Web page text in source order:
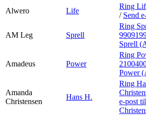
Alwero
Life
Ring
/ Send
AM Leg Sprell
Ring
Sprell
Amadeus Power
Ring
Power
Amanda
Christensen
Hans H.
Ring
e-post